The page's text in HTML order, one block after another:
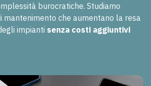
burocratiche. Studiamo
mantenimento che aumentano la resa
impianti senza costi aggiuntivi